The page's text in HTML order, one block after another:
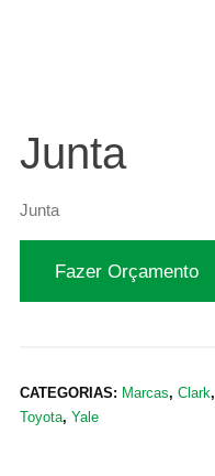
Junta
Junta
Fazer Orçamento
CATEGORIAS: Marcas, Clark,
Toyota, Yale